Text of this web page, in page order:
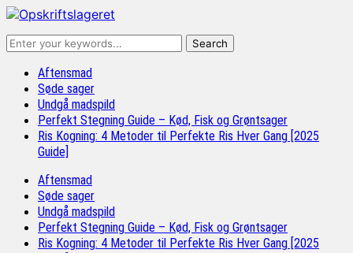
Aftensmad
Søde sager
Undgå madspild
Perfekt Stegning Guide – Kød, Fisk og Grøntsager
Ris Kogning: 4 Metoder til Perfekte Ris Hver Gang [2025
Guide]
Aftensmad
Søde sager
Undgå madspild
Perfekt Stegning Guide – Kød, Fisk og Grøntsager
Ris Kogning: 4 Metoder til Perfekte Ris Hver Gang [2025